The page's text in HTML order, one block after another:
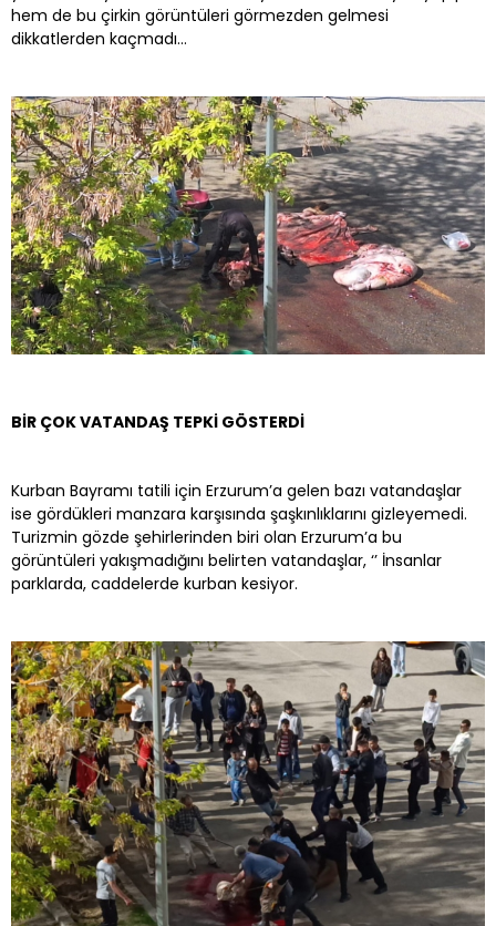
hem de bu çirkin görüntüleri görmezden gelmesi
dikkatlerden kaçmadı…
BİR ÇOK VATANDAŞ TEPKİ GÖSTERDİ
Kurban Bayramı tatili için Erzurum’a gelen bazı vatandaşlar
ise gördükleri manzara karşısında şaşkınlıklarını gizleyemedi.
Turizmin gözde şehirlerinden biri olan Erzurum’a bu
görüntüleri yakışmadığını belirten vatandaşlar, ‘’ İnsanlar
parklarda, caddelerde kurban kesiyor.